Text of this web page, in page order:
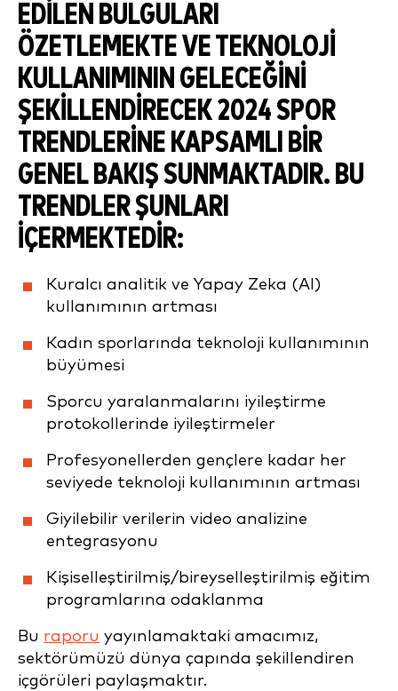
EDILEN BULGULARI
ÖZETLEMEKTE VE TEKNOLOJI
KULLANIMININ GELECEĞINI
ŞEKILLENDIRECEK 2024 SPOR
TRENDLERINE KAPSAMLI BIR
GENEL BAKIŞ SUNMAKTADIR. BU
TRENDLER ŞUNLARI
IÇERMEKTEDIR:
Kuralcı analitik ve Yapay Zeka (AI)
kullanımının artması
Kadın sporlarında teknoloji kullanımının
büyümesi
Sporcu yaralanmalarını iyileştirme
protokollerinde iyileştirmeler
Profesyonellerden gençlere kadar her
seviyede teknoloji kullanımının artması
Giyilebilir verilerin video analizine
entegrasyonu
Kişiselleştirilmiş/bireyselleştirilmiş eğitim
programlarına odaklanma
Bu raporu yayınlamaktaki amacımız,
sektörümüzü dünya çapında şekillendiren
içgörüleri paylaşmaktır.